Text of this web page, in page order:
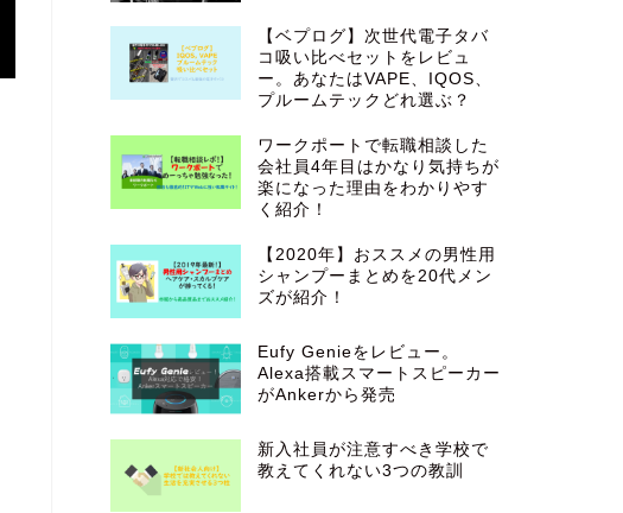
【ベプログ】次世代電子タバ
コ吸い比べセットをレビュ
ー。あなたはVAPE、IQOS、
プルームテックどれ選ぶ？
ワークポートで転職相談した
会社員4年目はかなり気持ちが
楽になった理由をわかりやす
く紹介！
【2020年】おススメの男性用
シャンプーまとめを20代メン
ズが紹介！
Eufy Genieをレビュー。
Alexa搭載スマートスピーカー
がAnkerから発売
新入社員が注意すべき学校で
教えてくれない3つの教訓